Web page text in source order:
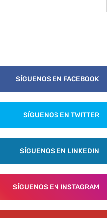
SÍGUENOS EN FACEBOOK
SÍGUENOS EN TWITTER
SÍGUENOS EN LINKEDIN
SÍGUENOS EN INSTAGRAM